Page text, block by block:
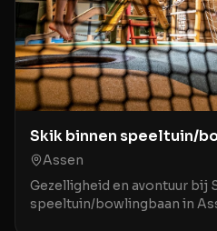
Skik binnen speeltuin/
Assen
Gezelligheid en avontuur bij
speeltuin/bowlingbaan in